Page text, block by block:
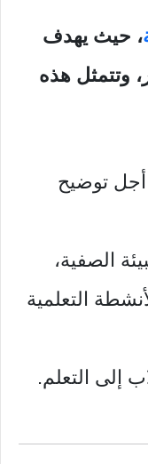
، حيث يهدف
وتتمثل هذه
توضيح
الصفية،
التعلمية
إلى التعلم.